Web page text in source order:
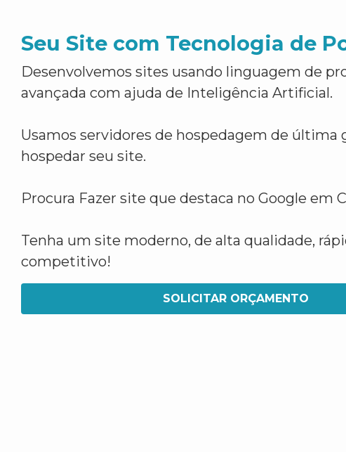
Seu Site com Tecnologia de
Desenvolvemos sites usando linguagem de
avançada com ajuda de Inteligência Artificial.
Usamos servidores de hospedagem de última
hospedar seu site.
Procura Fazer site que destaca no Google em
Tenha um site moderno, de alta qualidade,
competitivo!
SOLICITAR ORÇAMENTO